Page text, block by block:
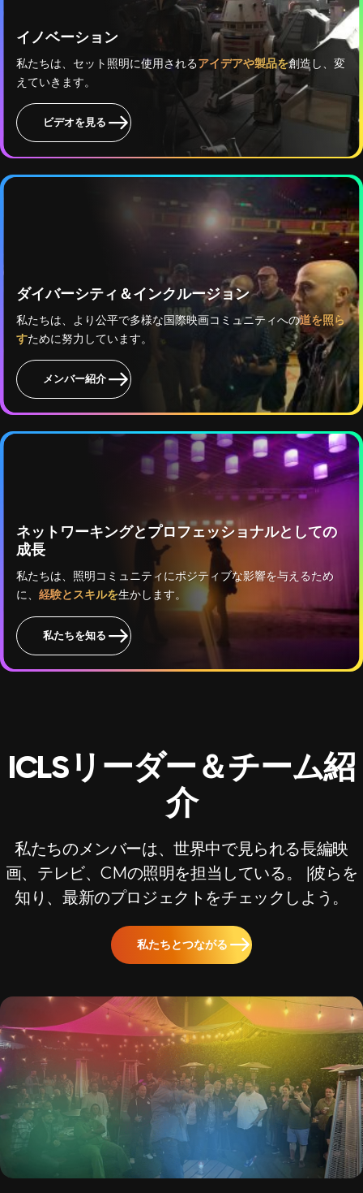
イノベーション
私たちは、セット照明に使用されるアイデアや製品を創造し、変
えていきます。
ビデオを見る
ダイバーシティ＆インクルージョン
私たちは、より公平で多様な国際映画コミュニティへの道を照ら
すために努力しています。
メンバー紹介
ネットワーキングとプロフェッショナルとしての
成長
私たちは、照明コミュニティにポジティブな影響を与えるため
に、 経験とスキルを生かします。
私たちを知る
ICLSリーダー＆チーム紹
介
私たちのメンバーは、世界中で見られる長編映
画、テレビ、CMの照明を担当している。 |彼らを
知り、最新のプロジェクトをチェックしよう。
私たちとつながる